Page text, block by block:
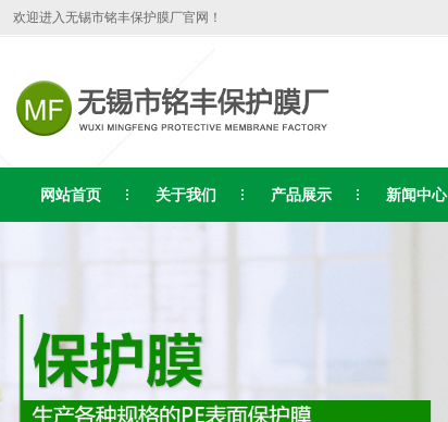
欢迎进入无锡市铭丰保护膜厂官网！
网站首页 关于我们 产品展示 新闻中心